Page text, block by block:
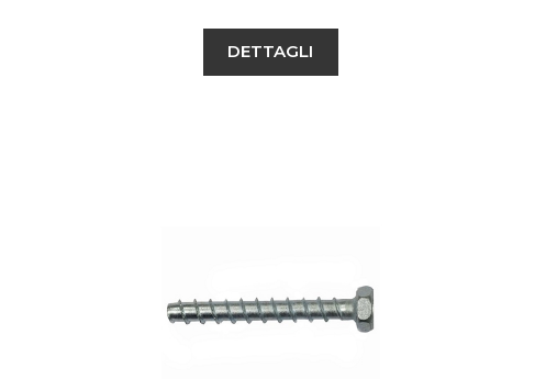
DETTAGLI